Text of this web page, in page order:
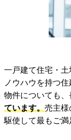
一戸建て住宅・
ノウハウを持つ
物件についても
ています。売主様
駆使して最もご満